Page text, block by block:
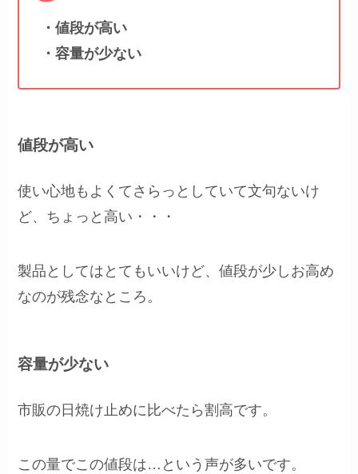
・値段が高い
・容量が少ない
値段が高い
使い心地もよくてさらっとしていて文句ないけ
ど、ちょっと高い・・・
製品としてはとてもいいけど、値段が少しお高め
なのが残念なところ。
容量が少ない
市販の日焼け止めに比べたら割高です。
この量でこの値段は…という声が多いです。